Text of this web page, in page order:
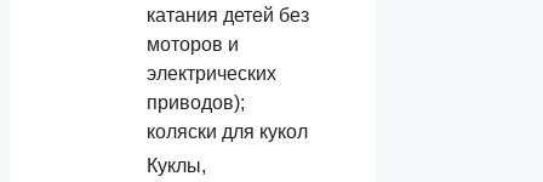
катания детей без
моторов и
электрических
приводов);
коляски для кукол
Куклы,